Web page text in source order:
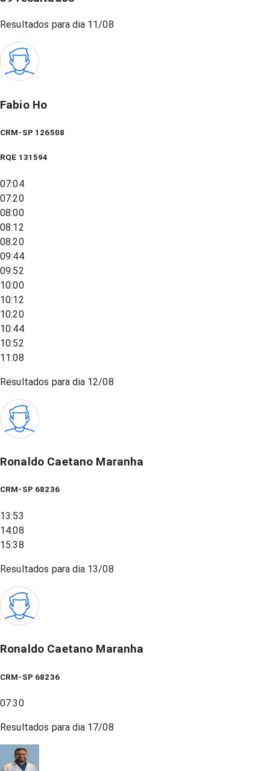
Resultados para dia 11/08
Fabio Ho
CRM-SP 126508
RQE 131594
07:04
07:20
08:00
08:12
08:20
09:44
09:52
10:00
10:12
10:20
10:44
10:52
11:08
Resultados para dia 12/08
Ronaldo Caetano Maranha
CRM-SP 68236
13:53
14:08
15:38
Resultados para dia 13/08
Ronaldo Caetano Maranha
CRM-SP 68236
07:30
Resultados para dia 17/08